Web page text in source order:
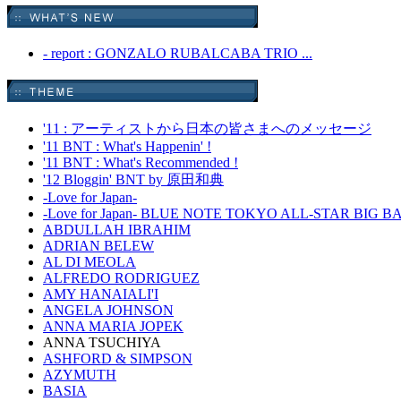
- report : GONZALO RUBALCABA TRIO ...
'11 : アーティストから日本の皆さまへのメッセージ
'11 BNT : What's Happenin' !
'11 BNT : What's Recommended !
'12 Bloggin' BNT by 原田和典
-Love for Japan-
-Love for Japan- BLUE NOTE TOKYO ALL-STAR BIG
ABDULLAH IBRAHIM
ADRIAN BELEW
AL DI MEOLA
ALFREDO RODRIGUEZ
AMY HANAIALI'I
ANGELA JOHNSON
ANNA MARIA JOPEK
ANNA TSUCHIYA
ASHFORD & SIMPSON
AZYMUTH
BASIA